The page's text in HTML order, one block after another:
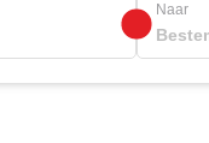
Naar